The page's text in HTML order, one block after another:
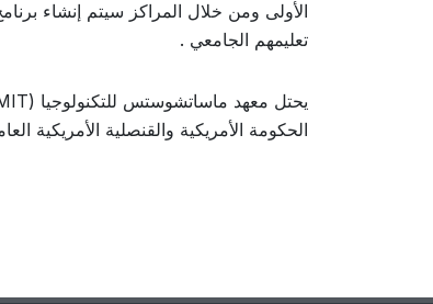
الأولى ومن خلال المراكز سيتم إنشاء
تعليمهم الجامعي .
الحكومة الأمريكية والقنصلية الأمريكية